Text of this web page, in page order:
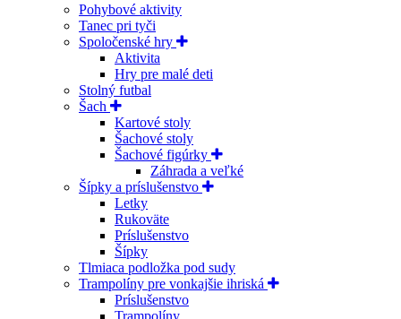
Pohybové aktivity
Tanec pri tyči
Spoločenské hry
Aktivita
Hry pre malé deti
Stolný futbal
Šach
Kartové stoly
Šachové stoly
Šachové figúrky
Záhrada a veľké
Šípky a príslušenstvo
Letky
Rukoväte
Príslušenstvo
Šípky
Tlmiaca podložka pod sudy
Trampolíny pre vonkajšie ihriská
Príslušenstvo
Trampolíny